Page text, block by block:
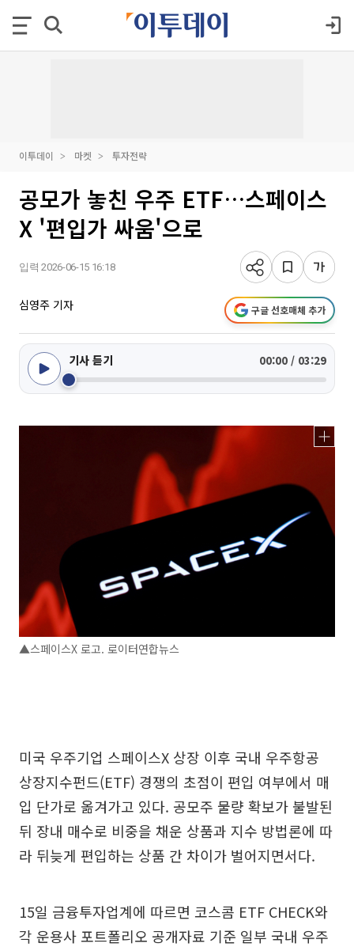
이투데이 마켓 투자전략
공모가 놓친 우주 ETF…스페이스
X '편입가 싸움'으로
입력 2026-06-15 16:18
심영주 기자 구글 선호매체 추가
기사 듣기 00:00 / 03:29
▲스페이스X 로고. 로이터연합뉴스
미국 우주기업 스페이스X 상장 이후 국내 우주항공
상장지수펀드(ETF) 경쟁의 초점이 편입 여부에서 매
입 단가로 옮겨가고 있다. 공모주 물량 확보가 불발된
뒤 장내 매수로 비중을 채운 상품과 지수 방법론에 따
라 뒤늦게 편입하는 상품 간 차이가 벌어지면서다.
15일 금융투자업계에 따르면 코스콤 ETF CHECK와
각 운용사 포트폴리오 공개자료 기준 일부 국내 우주